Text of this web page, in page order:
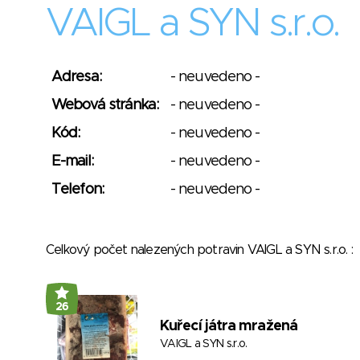
VAIGL a SYN s.r.o.
Adresa:
- neuvedeno -
Webová stránka:
- neuvedeno -
Kód:
- neuvedeno -
E-mail:
- neuvedeno -
Telefon:
- neuvedeno -
Celkový počet nalezených potravin VAIGL a SYN
26
Kuřecí játra mražená
VAIGL a SYN s.r.o.